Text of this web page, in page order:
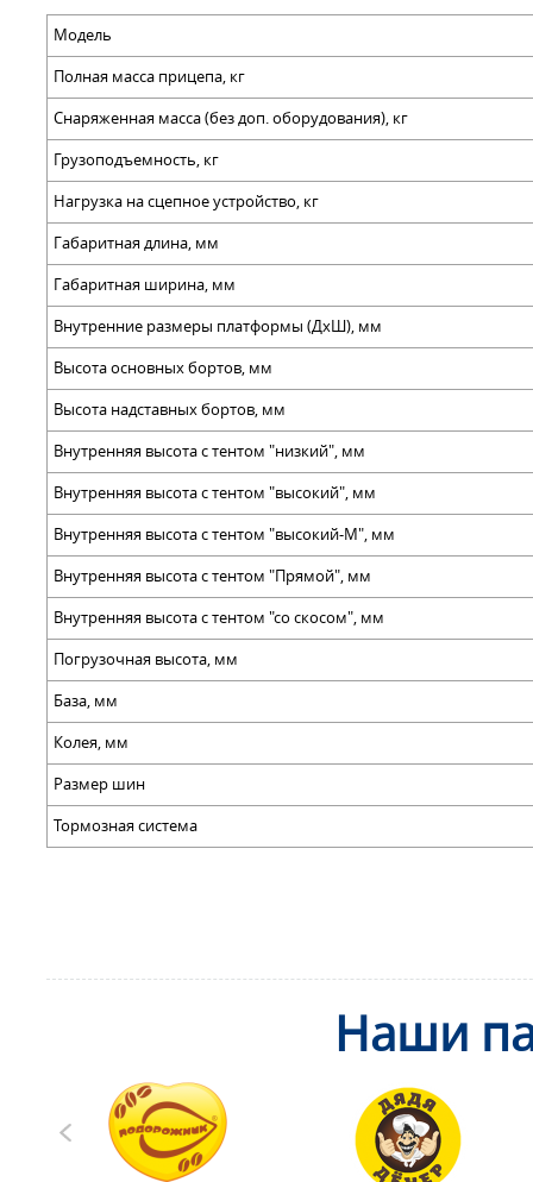
Модель
Полная масса прицепа, кг
Снаряженная масса (без доп. оборудования), кг
Грузоподъемность, кг
Нагрузка на сцепное устройство, кг
Габаритная длина, мм
Габаритная ширина, мм
Внутренние размеры платформы (ДхШ), мм
Высота основных бортов, мм
Высота надставных бортов, мм
Внутренняя высота с тентом "низкий", мм
Внутренняя высота с тентом "высокий", мм
Внутренняя высота с тентом "высокий-М", мм
Внутренняя высота с тентом "Прямой", мм
Внутренняя высота с тентом "со скосом", мм
Погрузочная высота, мм
База, мм
Колея, мм
Размер шин
Тормозная система
Наши